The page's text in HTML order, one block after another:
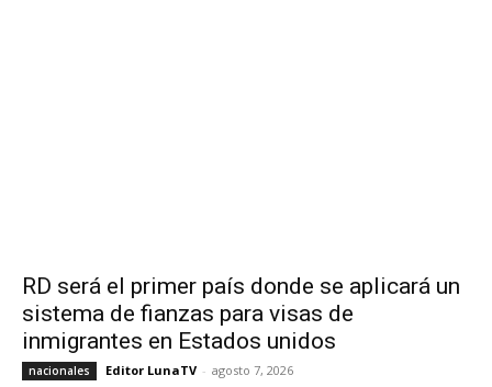
RD será el primer país donde se aplicará un
sistema de fianzas para visas de
inmigrantes en Estados unidos
nacionales Editor LunaTV - agosto 7, 2026